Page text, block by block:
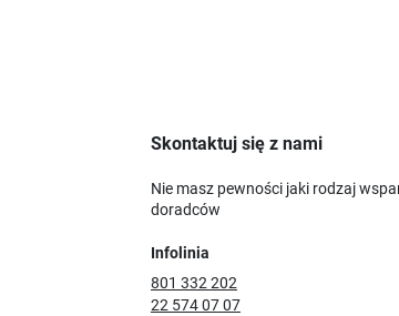
Skontaktuj się z nami
Nie masz pewności jaki rodzaj
doradców
Infolinia
801 332 202
22 574 07 07